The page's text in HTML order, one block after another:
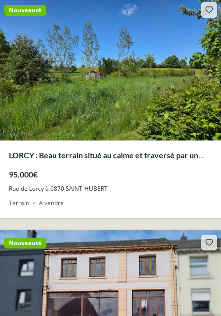
Nouveauté
LORCY : Beau terrain situé au calme et traversé par un
95.000€
Rue de Lorcy à 6870 SAINT-HUBERT
Terrain
A vendre
Nouveauté